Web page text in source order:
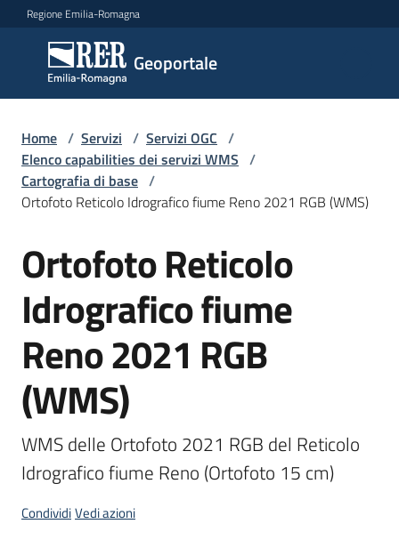
Vai al contenuto
Vai alla navigazione
Vai al footer
Regione Emilia-Romagna
Geoportale
Geoportale
Catalogo
dati,
servizi
e
Visualizza
dati
on-
line
i
dati
Approfondimenti
Home / Servizi / Servizi OGC /
Elenco capabilities dei servizi WMS /
Cartografia di base /
Ortofoto Reticolo Idrografico fiume Reno 2021 RGB (WMS)
Salta al contenuto
Ortofoto Reticolo
Idrografico fiume
Reno 2021 RGB
(WMS)
WMS delle Ortofoto 2021 RGB del Reticolo
Idrografico fiume Reno (Ortofoto 15 cm)
CondividiVedi azioni